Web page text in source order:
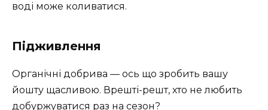
воді може коливатися.
Підживлення
Органічні добрива — ось що зробить вашу
йошту щасливою. Врешті-решт, хто не любить
добуржуватися раз на сезон?